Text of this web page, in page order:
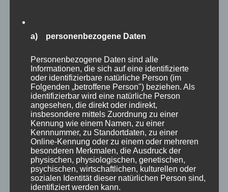
Sport, Nachwuchs und
Gemeinschaft – gelungener Tag
beim SSV
vonSSV Social Media Team Fussball
Veranstaltungen
Veröffentlicht
am
16. März 2026
Kommentare
sind deaktiviert
Beim diesjährigen Tag der Sponsoren auf unserer
Anlage am Rittersbach durften wir zahlreiche
a) personenbezogene Daten
Personenbezogene Daten sind alle
Informationen, die sich auf eine identifizierte
oder identifizierbare natürliche Person (im
Folgenden „betroffene Person") beziehen. Als
identifizierbar wird eine natürliche Person
angesehen, die direkt oder indirekt,
insbesondere mittels Zuordnung zu einer
Kennung wie einem Namen, zu einer
Kennnummer, zu Standortdaten, zu einer
Online-Kennung oder zu einem oder mehreren
besonderen Merkmalen, die Ausdruck der
physischen, physiologischen, genetischen,
psychischen, wirtschaftlichen, kulturellen oder
sozialen Identität dieser natürlichen Person sind,
identifiziert werden kann.